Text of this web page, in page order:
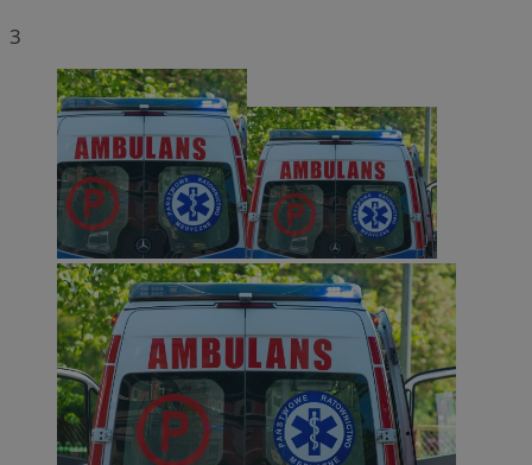
3